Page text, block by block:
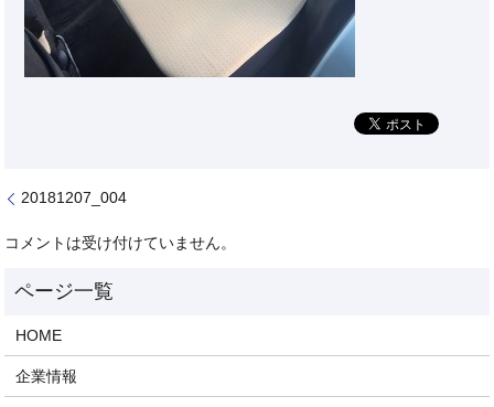
20181207_004
コメントは受け付けていません。
HOME
企業情報